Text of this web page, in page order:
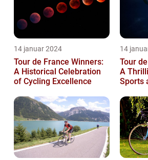
14 januar 2024
Tour de France Winners:
A Historical Celebration
of Cycling Excellence
14
Tour
A
Sports